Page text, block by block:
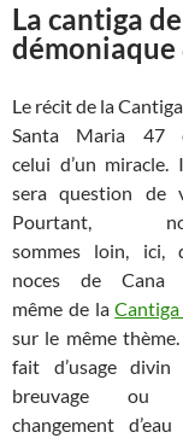
La cantiga
Le récit de la
Santa Maria 47
celui d’un miracle.
sera question de
Pourtant,
sommes loin, ici,
noces de Cana
même de la
sur le même thème.
fait d’usage divin
breuvage ou
changement d’eau